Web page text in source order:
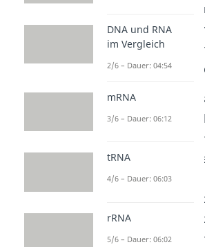
können in die
Purineund der
werden. Die
dem Aufbau der
Purinebestehen
Kohlenstoffringen,
Stickstoffatome
zählen die Basen
Pyrimidine
ebenfalls mehrere
enthält. Solche
DNA und RNA
im Vergleich
2/6 – Dauer: 04:54
mRNA
3/6 – Dauer: 06:12
tRNA
4/6 – Dauer: 06:03
rRNA
5/6 – Dauer: 06:02